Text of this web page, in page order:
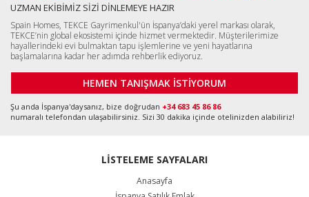
UZMAN EKİBİMİZ SİZİ DİNLEMEYE HAZIR
Spain Homes, TEKCE Gayrimenkul'ün İspanya’daki yerel markası olarak,
TEKCE’nin global ekosistemi içinde hizmet vermektedir. Müşterilerimize
hayallerindeki evi bulmaktan tapu işlemlerine ve yeni hayatlarına
başlamalarına kadar her adımda rehberlik ediyoruz.
HEMEN TANIŞMAK İSTİYORUM
Şu anda İspanya'daysanız, bize doğrudan +34 683 45 86 86
numaralı telefondan ulaşabilirsiniz. Sizi 30 dakika içinde otelinizden alabiliriz!
LİSTELEME SAYFALARI
Anasayfa